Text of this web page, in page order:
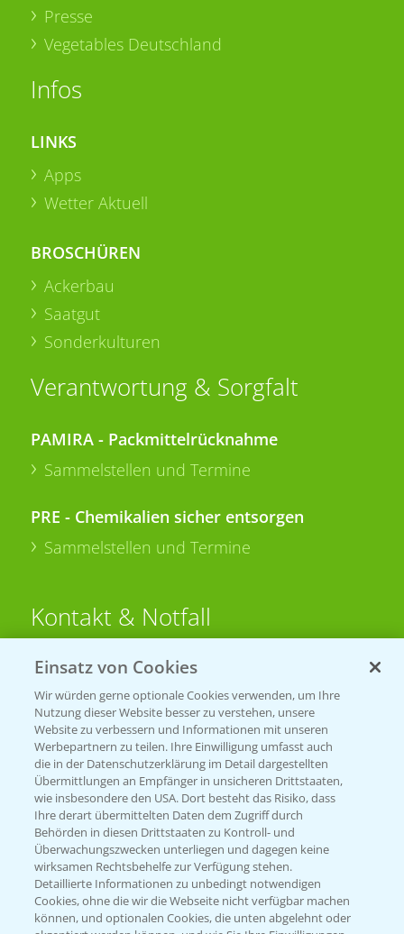
Presse
Vegetables Deutschland
Infos
LINKS
Apps
Wetter Aktuell
BROSCHÜREN
Ackerbau
Saatgut
Sonderkulturen
Verantwortung & Sorgfalt
PAMIRA - Packmittelrücknahme
Sammelstellen und Termine
PRE - Chemikalien sicher entsorgen
Sammelstellen und Termine
Kontakt & Notfall
Beratung auf WhatsApp
T.+49 (0)174 346 564 1
KONTAKT
Hilfe in Notfällen
T.+49 (0)214/30-20220
Einsatz von Cookies
Wir würden gerne optionale Cookies verwenden, um Ihre
Nutzung dieser Website besser zu verstehen, unsere
Website zu verbessern und Informationen mit unseren
Werbepartnern zu teilen. Ihre Einwilligung umfasst auch
die in der Datenschutzerklärung im Detail dargestellten
Übermittlungen an Empfänger in unsicheren Drittstaaten,
wie insbesondere den USA. Dort besteht das Risiko, dass
Ihre derart übermittelten Daten dem Zugriff durch
Behörden in diesen Drittstaaten zu Kontroll- und
Überwachungszwecken unterliegen und dagegen keine
wirksamen Rechtsbehelfe zur Verfügung stehen.
Detaillierte Informationen zu unbedingt notwendigen
Cookies, ohne die wir die Webseite nicht verfügbar machen
können, und optionalen Cookies, die unten abgelehnt oder